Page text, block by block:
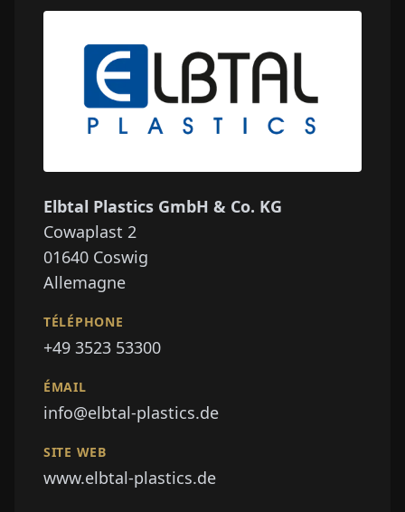
Elbtal Plastics GmbH & Co. KG
Cowaplast 2
01640 Coswig
Allemagne
TÉLÉPHONE
+49 3523 53300
ÉMAIL
info@elbtal-plastics.de
SITE WEB
www.elbtal-plastics.de